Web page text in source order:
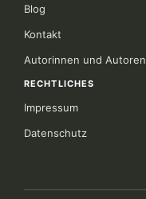
Blog
Kontakt
Autorinnen und Autoren
RECHTLICHES
Impressum
Datenschutz